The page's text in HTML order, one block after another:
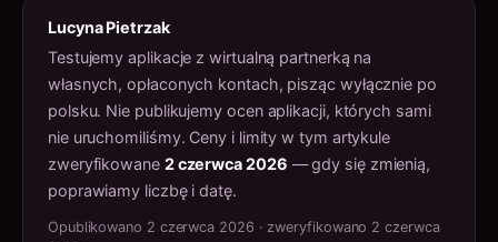
Lucyna Pietrzak
Testujemy aplikacje z wirtualną partnerką na
własnych, opłaconych kontach, pisząc wyłącznie po
polsku. Nie publikujemy ocen aplikacji, których sami
nie uruchomiliśmy. Ceny i limity w tym artykule
zweryfikowane 2 czerwca 2026 — gdy się zmienią,
poprawiamy liczbę i datę.
Opublikowano 2 czerwca 2026 · zweryfikowano 2 czerwca